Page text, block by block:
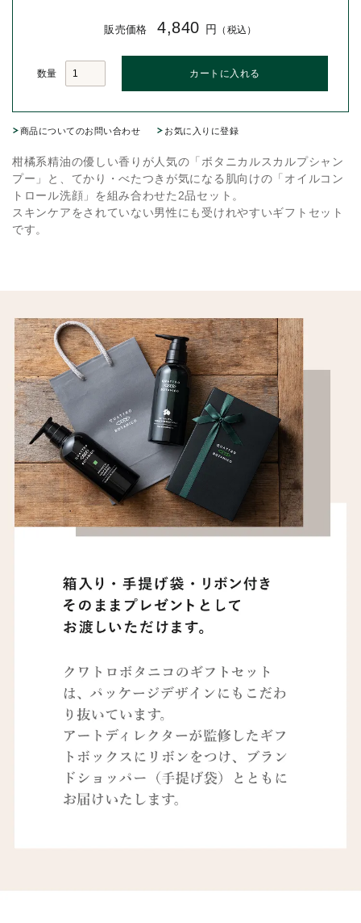
販売価格 4,840 円 （税込）
数量
商品についてのお問い合わせ お気に入りに登録
柑橘系精油の優しい香りが人気の「ボタニカルスカルプシャン
プー」と、てかり・べたつきが気になる肌向けの「オイルコン
トロール洗顔」を組み合わせた2品セット。
スキンケアをされていない男性にも受けれやすいギフトセット
です。